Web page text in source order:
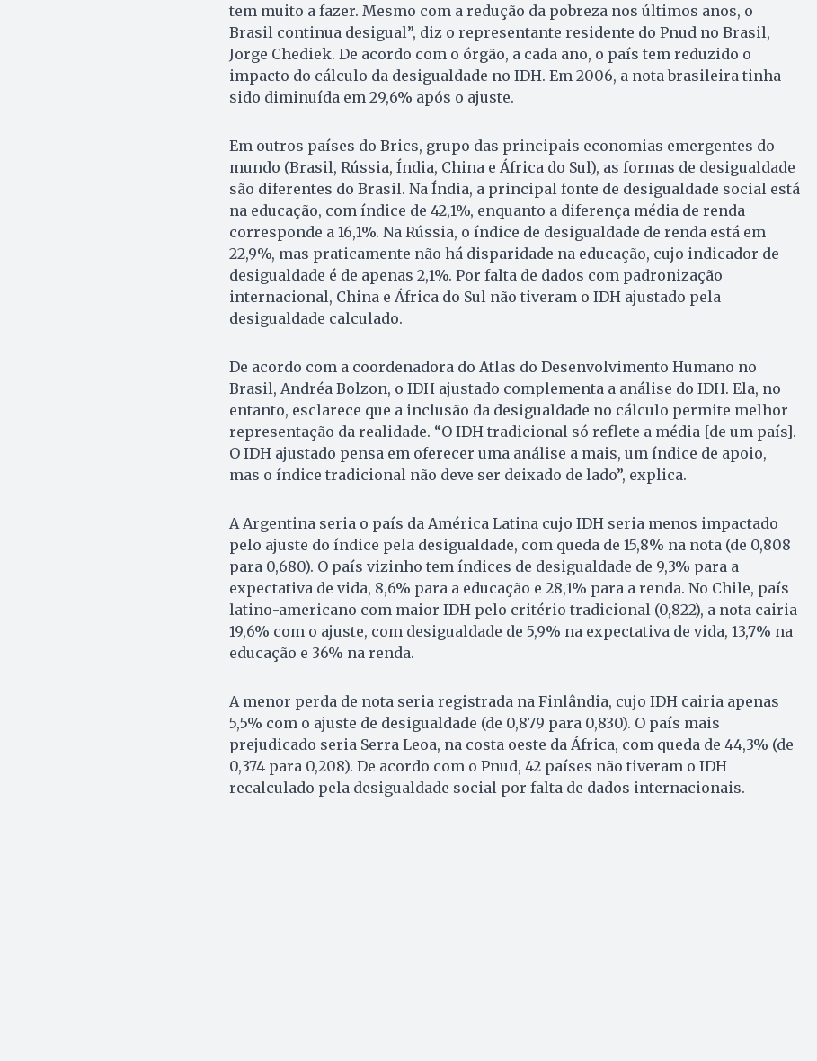
tem muito a fazer. Mesmo com a redução da pobreza nos últimos anos, o
Brasil continua desigual”, diz o representante residente do Pnud no Brasil,
Jorge Chediek. De acordo com o órgão, a cada ano, o país tem reduzido o
impacto do cálculo da desigualdade no IDH. Em 2006, a nota brasileira tinha
sido diminuída em 29,6% após o ajuste.
Em outros países do Brics, grupo das principais economias emergentes do
mundo (Brasil, Rússia, Índia, China e África do Sul), as formas de desigualdade
são diferentes do Brasil. Na Índia, a principal fonte de desigualdade social está
na educação, com índice de 42,1%, enquanto a diferença média de renda
corresponde a 16,1%. Na Rússia, o índice de desigualdade de renda está em
22,9%, mas praticamente não há disparidade na educação, cujo indicador de
desigualdade é de apenas 2,1%. Por falta de dados com padronização
internacional, China e África do Sul não tiveram o IDH ajustado pela
desigualdade calculado.
De acordo com a coordenadora do Atlas do Desenvolvimento Humano no
Brasil, Andréa Bolzon, o IDH ajustado complementa a análise do IDH. Ela, no
entanto, esclarece que a inclusão da desigualdade no cálculo permite melhor
representação da realidade. “O IDH tradicional só reflete a média [de um país].
O IDH ajustado pensa em oferecer uma análise a mais, um índice de apoio,
mas o índice tradicional não deve ser deixado de lado”, explica.
A Argentina seria o país da América Latina cujo IDH seria menos impactado
pelo ajuste do índice pela desigualdade, com queda de 15,8% na nota (de 0,808
para 0,680). O país vizinho tem índices de desigualdade de 9,3% para a
expectativa de vida, 8,6% para a educação e 28,1% para a renda. No Chile, país
latino-americano com maior IDH pelo critério tradicional (0,822), a nota cairia
19,6% com o ajuste, com desigualdade de 5,9% na expectativa de vida, 13,7% na
educação e 36% na renda.
A menor perda de nota seria registrada na Finlândia, cujo IDH cairia apenas
5,5% com o ajuste de desigualdade (de 0,879 para 0,830). O país mais
prejudicado seria Serra Leoa, na costa oeste da África, com queda de 44,3% (de
0,374 para 0,208). De acordo com o Pnud, 42 países não tiveram o IDH
recalculado pela desigualdade social por falta de dados internacionais.